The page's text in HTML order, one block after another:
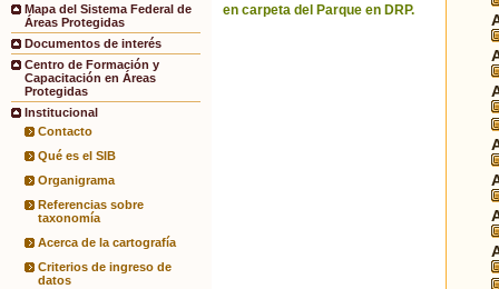
Mapa del Sistema Federal de
Áreas Protegidas
Documentos de interés
Centro de Formación y
Capacitación en Áreas
Protegidas
Institucional
Contacto
Qué es el SIB
Organigrama
Referencias sobre
taxonomía
Acerca de la cartografía
Criterios de ingreso de
datos
en carpeta del Parque en DRP.